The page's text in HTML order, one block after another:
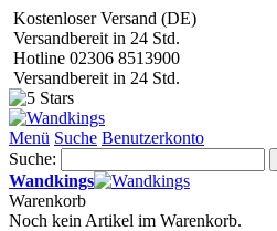
Kostenloser Versand (DE)
Versandbereit in 24 Std.
Hotline 02306 8513900
Versandbereit in 24 Std.
Menü Suche Benutzerkonto
Suche:
Wandkings
Warenkorb
Noch kein Artikel im Warenkorb.